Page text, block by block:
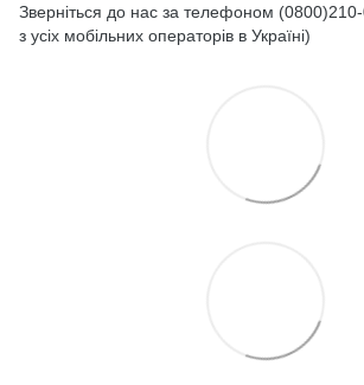
Зверніться до нас за телефоном
з усіх мобільних операторів в Україні)